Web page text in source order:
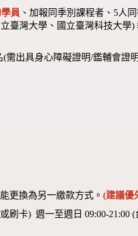
員 、加報同季別課程者、5人
臺灣大學、國立臺灣科技大學
需出具身心障礙證明/鑑輔會證
更換為另一繳款方式。(建議優
卡) 週一至週日 09:00-21:00 (